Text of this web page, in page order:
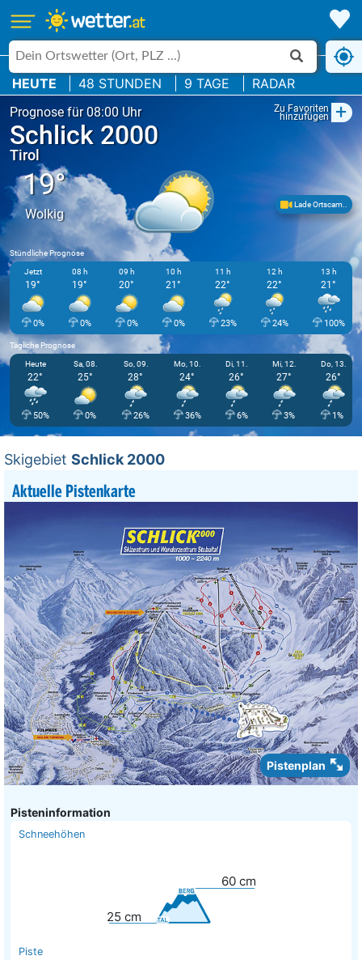
HEUTE 48 STUNDEN 9 TAGE RADAR
Prognose für 08:00 Uhr Zu Favoriten
hinzufügen +
Schlick 2000
Tirol
19°
Wolkig
Lade Ortscam..
Stündliche Prognose
Jetzt
19°
0%
08 h
19°
0%
09 h
20°
0%
10 h
21°
0%
11 h
22°
23%
12 h
22°
24%
13 h
21°
100%
Tägliche Prognose
Heute
22°
50%
Sa, 08.
25°
0%
So, 09.
28°
26%
Mo, 10.
24°
36%
Di, 11.
26°
6%
Mi, 12.
27°
3%
Do, 13.
26°
1%
Skigebiet Schlick 2000
Aktuelle Pistenkarte
Pistenplan
Pisteninformation
Schneehöhen
25 cm
60 cm
Piste